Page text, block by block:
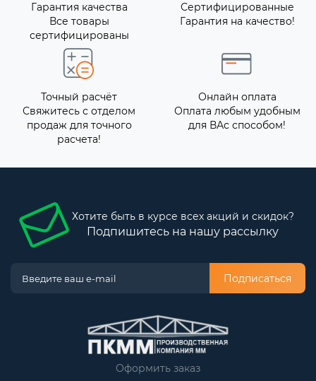
Гарантия качества
Все товары
сертифицированы
Сертифицированные
Гарантия на качество!
Точный расчёт
Свяжитесь с отделом
продаж для точного
расчета!
Онлайн оплата
Оплата любым удобным
для ВАс способом!
Хотите быть в курсе всех акций и скидок?
Подпишитесь на нашу рассылку
Подписаться
Оформить заказ